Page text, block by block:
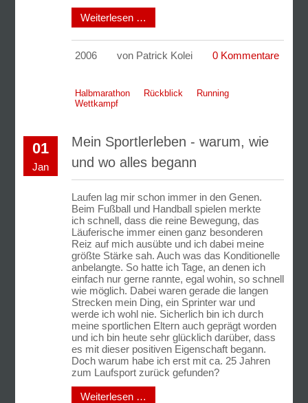
Weiterlesen …
2006 von Patrick Kolei 0 Kommentare
Halbmarathon Rückblick
Running
Wettkampf
01
Jan
Mein Sportlerleben - warum, wie
und wo alles begann
Laufen lag mir schon immer in den Genen.
Beim Fußball und Handball spielen merkte
ich schnell, dass die reine Bewegung, das
Läuferische immer einen ganz besonderen
Reiz auf mich ausübte und ich dabei meine
größte Stärke sah. Auch was das Konditionelle
anbelangte. So hatte ich Tage, an denen ich
einfach nur gerne rannte, egal wohin, so schnell
wie möglich. Dabei waren gerade die langen
Strecken mein Ding, ein Sprinter war und
werde ich wohl nie. Sicherlich bin ich durch
meine sportlichen Eltern auch geprägt worden
und ich bin heute sehr glücklich darüber, dass
es mit dieser positiven Eigenschaft begann.
Doch warum habe ich erst mit ca. 25 Jahren
zum Laufsport zurück gefunden?
Weiterlesen …